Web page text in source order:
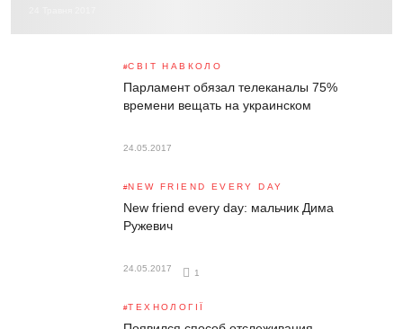
СВІТ НАВКОЛО
Парламент обязал телеканалы 75%
времени вещать на украинском
24.05.2017
NEW FRIEND EVERY DAY
New friend every day: мальчик Дима
Ружевич
24.05.2017
1
ТЕХНОЛОГІЇ